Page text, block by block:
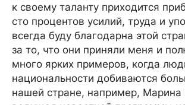
к своему таланту приходится
сто процентов усилий, труда и
всегда буду благодарна этой
за то, что они приняли меня и
много ярких примеров, когда
национальности добиваются
нашей стране, например, Марина